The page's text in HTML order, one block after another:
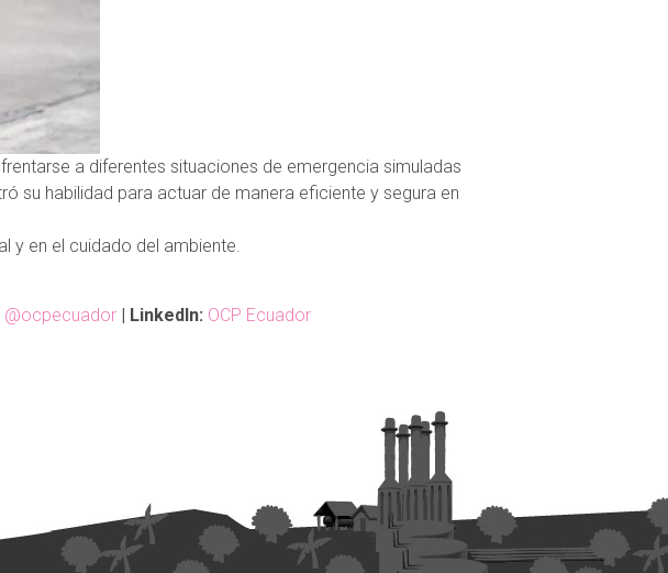
a diferentes situaciones de emergencia simuladas
su habilidad para actuar de manera eficiente y segura en
y en el cuidado del ambiente.
@ocpecuador | LinkedIn: OCP Ecuador